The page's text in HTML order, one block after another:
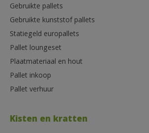
Gebruikte pallets
Gebruikte kunststof pallets
Statiegeld europallets
Pallet loungeset
Plaatmateriaal en hout
Pallet inkoop
Pallet verhuur
Kisten en kratten